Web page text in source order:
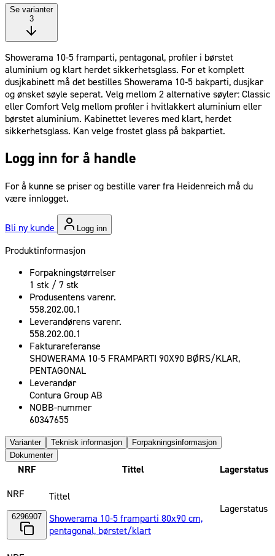
Se varianter
3
Showerama 10-5 framparti, pentagonal, profiler i børstet
aluminium og klart herdet sikkerhetsglass. For et komplett
dusjkabinett må det bestilles Showerama 10-5 bakparti, dusjkar
og ønsket søyle seperat. Velg mellom 2 alternative søyler: Classic
eller Comfort Velg mellom profiler i hvitlakkert aluminium eller
børstet aluminium. Kabinettet leveres med klart, herdet
sikkerhetsglass. Kan velge frostet glass på bakpartiet.
Logg inn for å handle
For å kunne se priser og bestille varer fra Heidenreich må du
være innlogget.
Bli ny kunde Logg inn
Produktinformasjon
Forpakningstørrelser
1 stk / 7 stk
Produsentens varenr.
558.202.00.1
Leverandørens varenr.
558.202.00.1
Fakturareferanse
SHOWERAMA 10-5 FRAMPARTI 90X90 BØRS/KLAR,
PENTAGONAL
Leverandør
Contura Group AB
NOBB-nummer
60347655
Varianter Teknisk informasjon
Forpakningsinformasjon
Dokumenter
NRF Tittel
Lagerstatus
NRF
6296907
Tittel
Showerama 10-5 framparti 80x90 cm,
pentagonal, børstet/klart
Lagerstatus